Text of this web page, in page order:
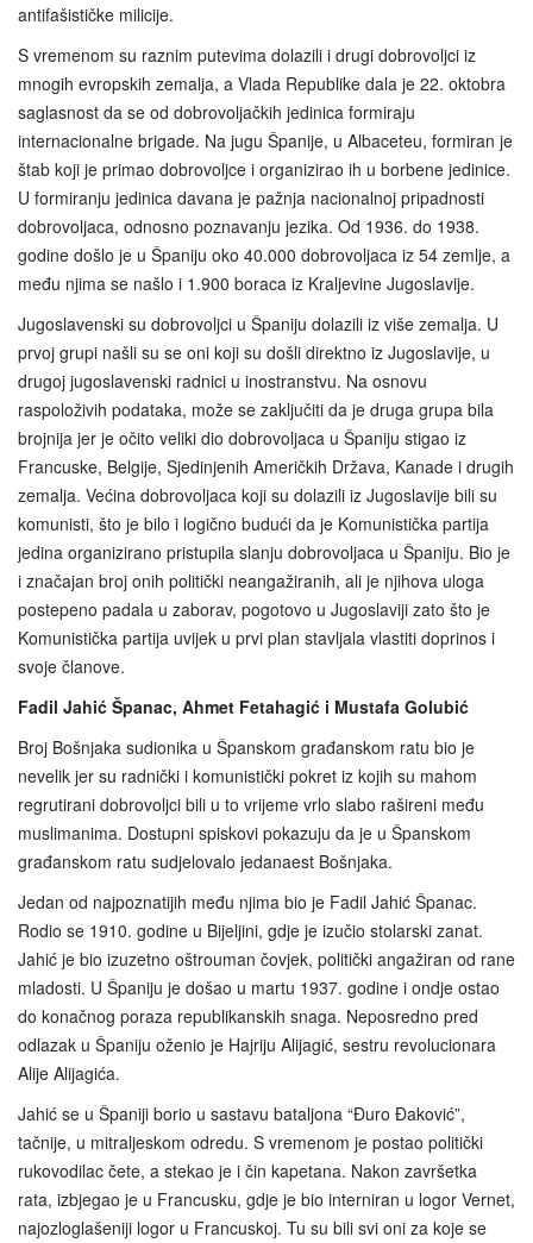
antifašističke milicije.
S vremenom su raznim putevima dolazili i drugi dobrovoljci iz
mnogih evropskih zemalja, a Vlada Republike dala je 22. oktobra
saglasnost da se od dobrovoljačkih jedinica formiraju
internacionalne brigade. Na jugu Španije, u Albaceteu, formiran je
štab koji je primao dobrovoljce i organizirao ih u borbene jedinice.
U formiranju jedinica davana je pažnja nacionalnoj pripadnosti
dobrovoljaca, odnosno poznavanju jezika. Od 1936. do 1938.
godine došlo je u Španiju oko 40.000 dobrovoljaca iz 54 zemlje, a
među njima se našlo i 1.900 boraca iz Kraljevine Jugoslavije.
Jugoslavenski su dobrovoljci u Španiju dolazili iz više zemalja. U
prvoj grupi našli su se oni koji su došli direktno iz Jugoslavije, u
drugoj jugoslavenski radnici u inostranstvu. Na osnovu
raspoloživih podataka, može se zaključiti da je druga grupa bila
brojnija jer je očito veliki dio dobrovoljaca u Španiju stigao iz
Francuske, Belgije, Sjedinjenih Američkih Država, Kanade i drugih
zemalja. Većina dobrovoljaca koji su dolazili iz Jugoslavije bili su
komunisti, što je bilo i logično budući da je Komunistička partija
jedina organizirano pristupila slanju dobrovoljaca u Španiju. Bio je
i značajan broj onih politički neangažiranih, ali je njihova uloga
postepeno padala u zaborav, pogotovo u Jugoslaviji zato što je
Komunistička partija uvijek u prvi plan stavljala vlastiti doprinos i
svoje članove.
Fadil Jahić Španac, Ahmet Fetahagić i Mustafa Golubić
Broj Bošnjaka sudionika u Španskom građanskom ratu bio je
nevelik jer su radnički i komunistički pokret iz kojih su mahom
regrutirani dobrovoljci bili u to vrijeme vrlo slabo rašireni među
muslimanima. Dostupni spiskovi pokazuju da je u Španskom
građanskom ratu sudjelovalo jedanaest Bošnjaka.
Jedan od najpoznatijih među njima bio je Fadil Jahić Španac.
Rodio se 1910. godine u Bijeljini, gdje je izučio stolarski zanat.
Jahić je bio izuzetno oštrouman čovjek, politički angažiran od rane
mladosti. U Španiju je došao u martu 1937. godine i ondje ostao
do konačnog poraza republikanskih snaga. Neposredno pred
odlazak u Španiju oženio je Hajriju Alijagić, sestru revolucionara
Alije Alijagića.
Jahić se u Španiji borio u sastavu bataljona “Đuro Đaković”,
tačnije, u mitraljeskom odredu. S vremenom je postao politički
rukovodilac čete, a stekao je i čin kapetana. Nakon završetka
rata, izbjegao je u Francusku, gdje je bio interniran u logor Vernet,
najozloglašeniji logor u Francuskoj. Tu su bili svi oni za koje se